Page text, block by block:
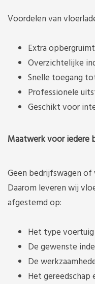
Voordelen van
Extra
Overzichtelijke
Snelle toegang
Professionele
Geschikt voor
Maatwerk voor iedere
Geen bedrijfswagen
Daarom leveren wij
afgestemd op:
Het type voertuig
De gewenste
De
Het gereedschap